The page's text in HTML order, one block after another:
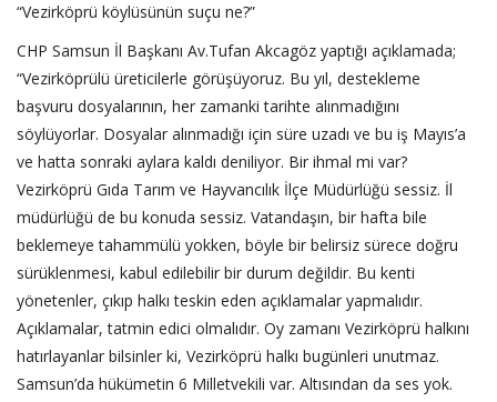
“Vezirköprü köylüsünün suçu ne?”
CHP Samsun İl Başkanı Av.Tufan Akcagöz yaptığı açıklamada;
“Vezirköprülü üreticilerle görüşüyoruz. Bu yıl, destekleme
başvuru dosyalarının, her zamanki tarihte alınmadığını
söylüyorlar. Dosyalar alınmadığı için süre uzadı ve bu iş Mayıs’a
ve hatta sonraki aylara kaldı deniliyor. Bir ihmal mi var?
Vezirköprü Gıda Tarım ve Hayvancılık İlçe Müdürlüğü sessiz. İl
müdürlüğü de bu konuda sessiz. Vatandaşın, bir hafta bile
beklemeye tahammülü yokken, böyle bir belirsiz sürece doğru
sürüklenmesi, kabul edilebilir bir durum değildir. Bu kenti
yönetenler, çıkıp halkı teskin eden açıklamalar yapmalıdır.
Açıklamalar, tatmin edici olmalıdır. Oy zamanı Vezirköprü halkını
hatırlayanlar bilsinler ki, Vezirköprü halkı bugünleri unutmaz.
Samsun’da hükümetin 6 Milletvekili var. Altısından da ses yok.